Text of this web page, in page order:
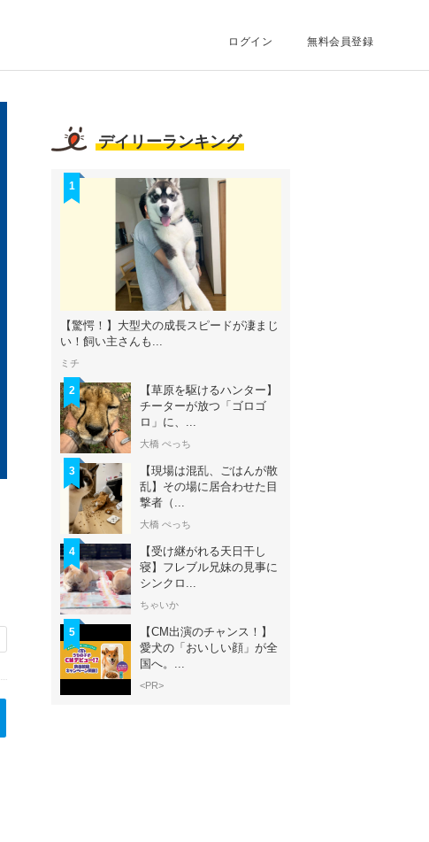
ログイン 無料会員登録
デイリーランキング
1
【驚愕！】大型犬の成長スピードが凄まじ
い！飼い主さんも...
ミチ
2
【草原を駆けるハンター】
チーターが放つ「ゴロゴ
ロ」に、...
大橋 ぺっち
3
【現場は混乱、ごはんが散
乱】その場に居合わせた目
撃者（...
大橋 ぺっち
4
【受け継がれる天日干し
寝】フレブル兄妹の見事に
シンクロ...
ちゃいか
5
【CM出演のチャンス！】
愛犬の「おいしい顔」が全
国へ。...
<PR>